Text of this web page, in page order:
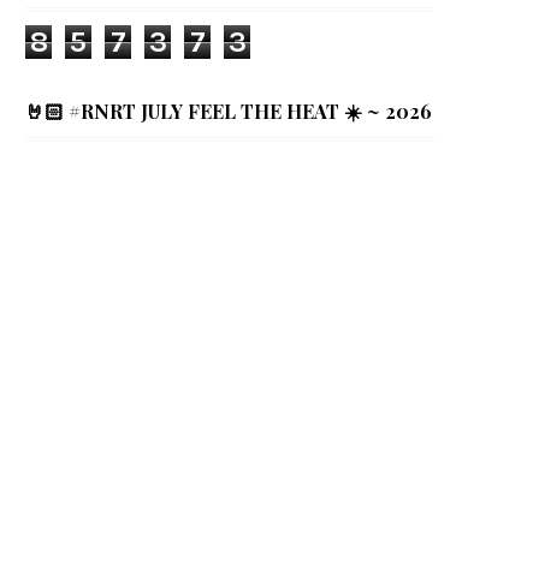
8 5 7 3 7 3
🤘🏻 #RNRT JULY FEEL THE HEAT ☀️ ~ 2026